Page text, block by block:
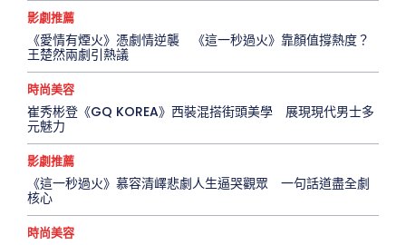
影劇推薦
《愛情有煙火》憑劇情逆襲 《這一秒過火》靠顏值撐熱度？
王楚然兩劇引熱議
時尚美容
崔秀彬登《GQ KOREA》西裝混搭街頭美學 展現現代男士多
元魅力
影劇推薦
《這一秒過火》慕容清嶧悲劇人生逼哭觀眾 一句話道盡全劇
核心
時尚美容